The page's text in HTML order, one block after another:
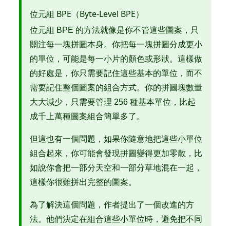
位元組 BPE（Byte-Level BPE）
位元組 BPE 的方法就像是你不管這些圖案，只
關注每一塊拼圖本身。你把每一塊拼圖分成更小
的單位，可能是每一小片的顏色或形狀。這樣做
的好處是，你只需要記住這些基本的單位，而不
需要記住整個圖案的組合方式。你的拼圖塊數量
大大減少，只需要管理 256 種基本單位，比起
成千上萬種圖案組合簡單多了。
但這也有一個問題，如果你隨意地把這些小單位
組合起來，你可能會發現拼圖變得更加零散，比
如說你會把一部分天空和一部分草地混在一起，
這樣你很難拼出完整的圖案。
為了解決這個問題，作者提出了一個改進的方
法。他們決定在組合這些小單位時，避免把不同